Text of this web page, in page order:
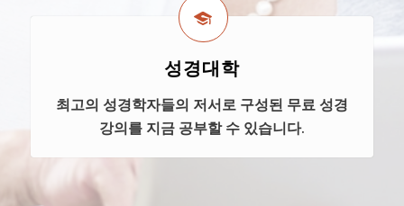
성경대학
최고의 성경학자들의 저서로 구성된 무료 성경
강의를 지금 공부할 수 있습니다.